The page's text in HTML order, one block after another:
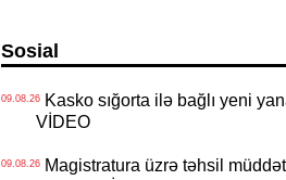
Sosial
09.08.26Kasko sığorta ilə bağlı yeni
VİDEO
09.08.26Magistratura üzrə təhsil